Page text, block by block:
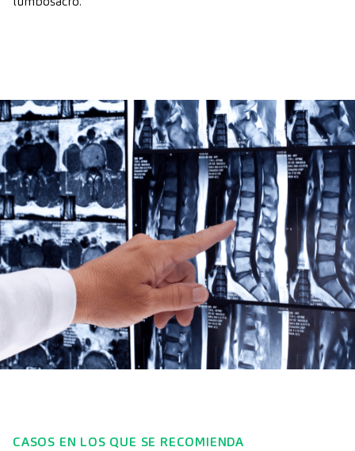
CASOS EN LOS QUE SE RECOMIENDA